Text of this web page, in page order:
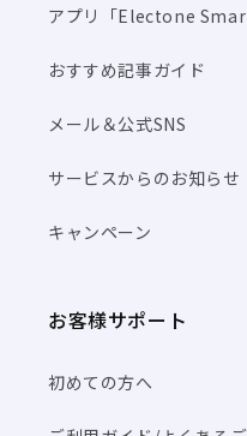
アプリ「Electone
おすすめ記事ガイド
メール＆公式SNS
サービスからのお知らせ
キャンペーン
お客様サポート
初めての方へ